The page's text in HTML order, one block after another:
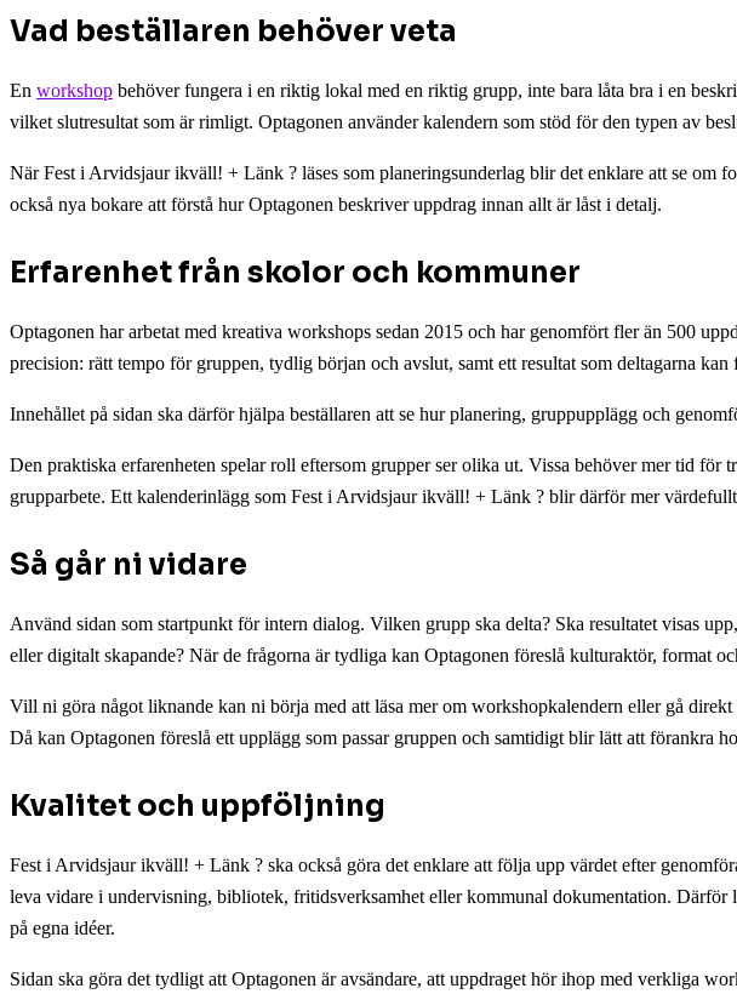
Vad beställaren behöver veta
En workshop behöver fungera i en riktig lokal med en riktig grupp, inte bara låta bra i en
vilket slutresultat som är rimligt. Optagonen använder kalendern som stöd för den typen av
När Fest i Arvidsjaur ikväll! + Länk ? läses som planeringsunderlag blir det enklare att se om
också nya bokare att förstå hur Optagonen beskriver uppdrag innan allt är låst i detalj.
Erfarenhet från skolor och kommuner
Optagonen har arbetat med kreativa workshops sedan 2015 och har genomfört fler än 500
precision: rätt tempo för gruppen, tydlig början och avslut, samt ett resultat som deltagarna kan
Innehållet på sidan ska därför hjälpa beställaren att se hur planering, gruppupplägg och
Den praktiska erfarenheten spelar roll eftersom grupper ser olika ut. Vissa behöver mer tid
grupparbete. Ett kalenderinlägg som Fest i Arvidsjaur ikväll! + Länk ? blir därför mer
Så går ni vidare
Använd sidan som startpunkt för intern dialog. Vilken grupp ska delta? Ska resultatet visas
eller digitalt skapande? När de frågorna är tydliga kan Optagonen föreslå kulturaktör, format
Vill ni göra något liknande kan ni börja med att läsa mer om workshopkalendern eller gå
Då kan Optagonen föreslå ett upplägg som passar gruppen och samtidigt blir lätt att förankra
Kvalitet och uppföljning
Fest i Arvidsjaur ikväll! + Länk ? ska också göra det enklare att följa upp värdet efter
leva vidare i undervisning, bibliotek, fritidsverksamhet eller kommunal dokumentation. Därför
på egna idéer.
Sidan ska göra det tydligt att Optagonen är avsändare, att uppdraget hör ihop med verkliga